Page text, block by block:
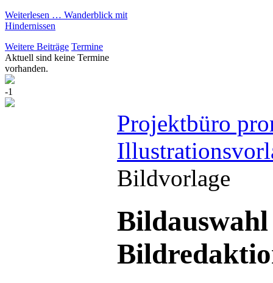
Weiterlesen … Wanderblick mit
Hindernissen
Weitere Beiträge Termine
Aktuell sind keine Termine
vorhanden.
-1
Projektbüro
Bildvorlage